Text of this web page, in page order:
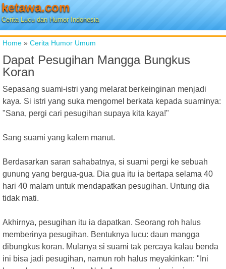
ketawa.com
Cerita Lucu dan Humor Indonesia
Home » Cerita Humor Umum
Dapat Pesugihan Mangga Bungkus
Koran
Sepasang suami-istri yang melarat berkeinginan menjadi
kaya. Si istri yang suka mengomel berkata kepada suaminya:
"Sana, pergi cari pesugihan supaya kita kaya!"
Sang suami yang kalem manut.
Berdasarkan saran sahabatnya, si suami pergi ke sebuah
gunung yang bergua-gua. Dia gua itu ia bertapa selama 40
hari 40 malam untuk mendapatkan pesugihan. Untung dia
tidak mati.
Akhirnya, pesugihan itu ia dapatkan. Seorang roh halus
memberinya pesugihan. Bentuknya lucu: daun mangga
dibungkus koran. Mulanya si suami tak percaya kalau benda
ini bisa jadi pesugihan, namun roh halus meyakinkan: "Ini